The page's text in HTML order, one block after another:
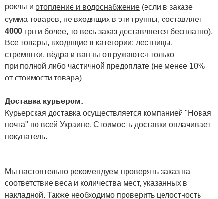
роклы и отопление и водоснабжение (если в заказе
сумма товаров, не входящих в эти группы, составляет
4000 грн и более, то весь заказ доставляется бесплатно).
Все товары, входящие в категории: лестницы,
стремянки, вёдра и ванны отгружаются только
при полной либо частичной предоплате (не менее 10%
от стоимости товара).
Доставка курьером:
Курьерская доставка осуществляется компанией "Новая
почта" по всей Украине. Стоимость доставки оплачивает
покупатель.
Мы настоятельно рекомендуем проверять заказ на
соответствие веса и количества мест, указанных в
накладной. Также необходимо проверить целостность